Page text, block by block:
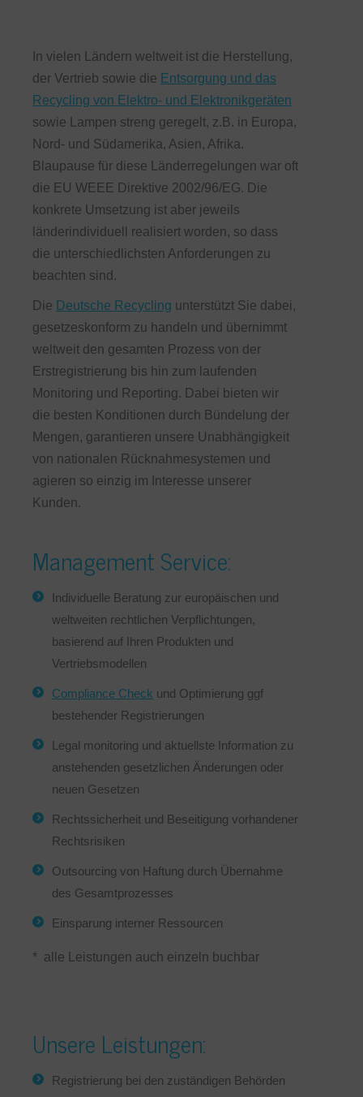
In vielen Ländern weltweit ist die Herstellung,
der Vertrieb sowie die Entsorgung und das
Recycling von Elektro- und Elektronikgeräten
sowie Lampen streng geregelt, z.B. in Europa,
Nord- und Südamerika, Asien, Afrika.
Blaupause für diese Länderregelungen war oft
die EU WEEE Direktive 2002/96/EG. Die
konkrete Umsetzung ist aber jeweils
länderindividuell realisiert worden, so dass
die unterschiedlichsten Anforderungen zu
beachten sind.
Die Deutsche Recycling unterstützt Sie dabei,
gesetzeskonform zu handeln und übernimmt
weltweit den gesamten Prozess von der
Erstregistrierung bis hin zum laufenden
Monitoring und Reporting. Dabei bieten wir
die besten Konditionen durch Bündelung der
Mengen, garantieren unsere Unabhängigkeit
von nationalen Rücknahmesystemen und
agieren so einzig im Interesse unserer
Kunden.
Management Service:
Individuelle Beratung zur europäischen und
weltweiten rechtlichen Verpflichtungen,
basierend auf Ihren Produkten und
Vertriebsmodellen
Compliance Check und Optimierung ggf
bestehender Registrierungen
Legal monitoring und aktuellste Information zu
anstehenden gesetzlichen Änderungen oder
neuen Gesetzen
Rechtssicherheit und Beseitigung vorhandener
Rechtsrisiken
Outsourcing von Haftung durch Übernahme
des Gesamtprozesses
Einsparung interner Ressourcen
* alle Leistungen auch einzeln buchbar
Unsere Leistungen:
Registrierung bei den zuständigen Behörden